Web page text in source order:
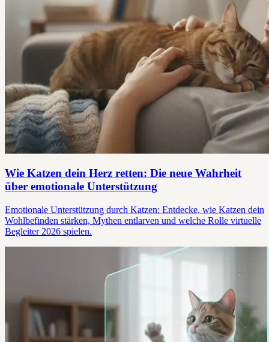
Wie Katzen dein Herz retten: Die neue Wahrheit
über emotionale Unterstützung
Emotionale Unterstützung durch Katzen: Entdecke, wie Katzen dein
Wohlbefinden stärken, Mythen entlarven und welche Rolle virtuelle
Begleiter 2026 spielen.